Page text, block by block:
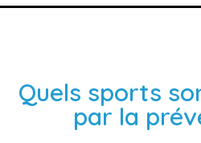
Quels sports
par la